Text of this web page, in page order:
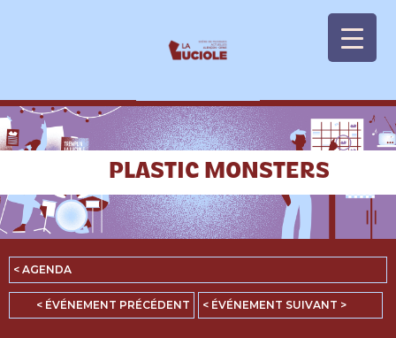
PLASTIC MONSTERS
< AGENDA
< ÉVÉNEMENT PRÉCÉDENT < ÉVÉNEMENT SUIVANT >